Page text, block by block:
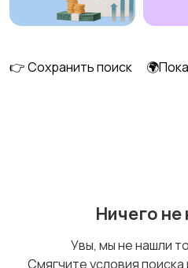
праздников
👉 Сохранить поиск
Ничего не
Увы, мы не нашли
Смягчите условия